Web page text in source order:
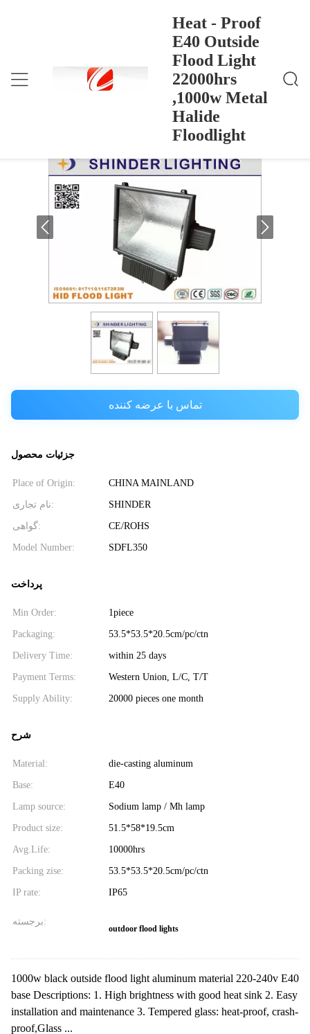
Heat - Proof
E40 Outside
Flood Light
22000hrs
,1000w Metal
Halide
Floodlight
0w Metal Halide Floodlight
Heat - Proof E40 Outside Flood Light
22000hrs ,1000w Metal Halide
تماس با عرضه کننده
جزئیات محصول
Place of Origin: CHINA MAINLAND
نام تجاری: SHINDER
گواهی: CE/ROHS
Model Number: SDFL350
پرداخت
Min Order: 1piece
Packaging: 53.5*53.5*20.5cm/pc/ctn
Delivery Time: within 25 days
Payment Terms: Western Union, L/C, T/T
Supply Ability: 20000 pieces one month
شرح
Material: die-casting aluminum
Base: E40
Lamp source: Sodium lamp / Mh lamp
Product size: 51.5*58*19.5cm
Avg.Life: 10000hrs
Packing zise: 53.5*53.5*20.5cm/pc/ctn
IP rate: IP65
برجسته:
outdoor flood lights
1000w black outside flood light aluminum material 220-240v E40
base Descriptions: 1. High brightness with good heat sink 2. Easy
installation and maintenance 3. Tempered glass: heat-proof, crash-
proof,Glass ...